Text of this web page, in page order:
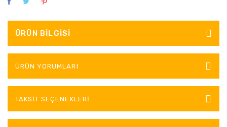
ÜRÜN BILGISI
ÜRÜN YORUMLARI
TAKSIT SEÇENEKLERI